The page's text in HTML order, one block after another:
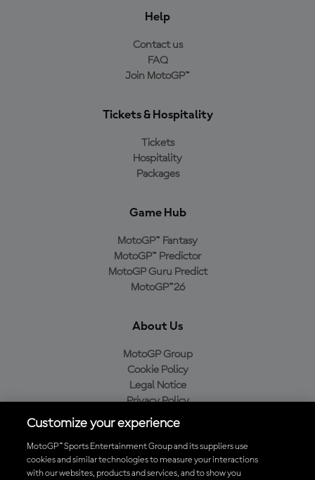
Help
Contact us
FAQ
Join MotoGP™
Tickets & Hospitality
Tickets
Hospitality
Packages
Game Hub
MotoGP™ Fantasy
MotoGP™ Predictor
MotoGP Guru Predict
MotoGP™26
About Us
MotoGP Group
Cookie Policy
Legal Notice
Privacy Policy
Purchase Policy
Baixe o aplicativo oficial da MotoGP™
Customize your experience
MotoGP™ Sports Entertainment Group and its suppliers use
cookies and similar technologies to measure your interactions
with our websites, products and services, and to show you